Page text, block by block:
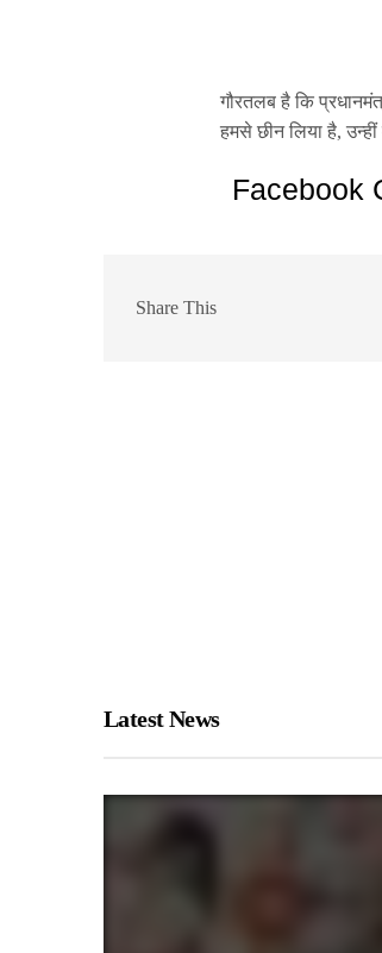
गौरतलब है कि
हमसे छीन लिया है,
Facebook
Share This
Latest News